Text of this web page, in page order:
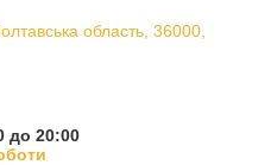
область, 36000,
до 20:00